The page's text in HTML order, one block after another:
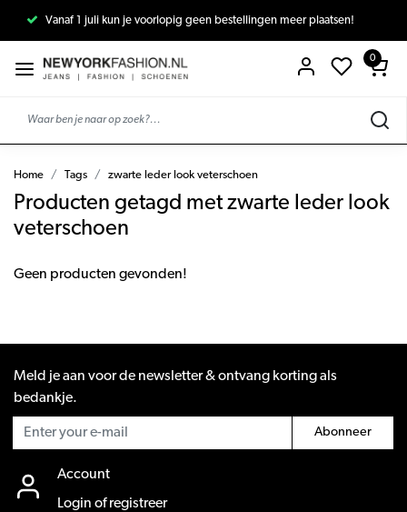
Vanaf 1 juli kun je voorlopig geen bestellingen meer plaatsen!
0
Home Tags zwarte leder look veterschoen
Producten getagd met zwarte leder look
veterschoen
Geen producten gevonden!
Meld je aan voor de newsletter & ontvang korting als
bedankje.
Abonneer
Account
Login of registreer